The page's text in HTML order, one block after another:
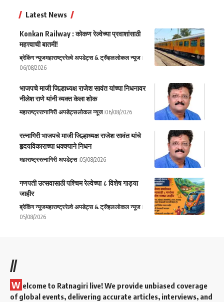
Latest News
Konkan Railway : कोकण रेल्वेच्या प्रवाशांसाठी
महत्त्वाची बातमी!
ब्रेकिंग न्यूजमहाराष्ट्ररेल्वे अपडेट्स & ट्रॅव्हललोकल न्यूज
06/08/2026
भाजपचे माजी जिल्हाध्यक्ष राजेश सावंत यांच्या निधनावर
नीलेश राणे यांनी व्यक्त केला शोक
महाराष्ट्ररत्नागिरी अपडेट्सलोकल न्यूज 06/08/2026
रत्नागिरी भाजपचे माजी जिल्हाध्यक्ष राजेश सावंत यांचे
हृदयविकाराच्या धक्क्याने निधन
महाराष्ट्ररत्नागिरी अपडेट्स 05/08/2026
गणपती उत्सवासाठी पश्चिम रेल्वेच्या ८ विशेष गाड्या
जाहीर
ब्रेकिंग न्यूजमहाराष्ट्ररेल्वे अपडेट्स & ट्रॅव्हललोकल न्यूज
05/08/2026
//
W elcome to Ratnagiri live! We provide unbiased coverage
of global events, delivering accurate articles, interviews, and